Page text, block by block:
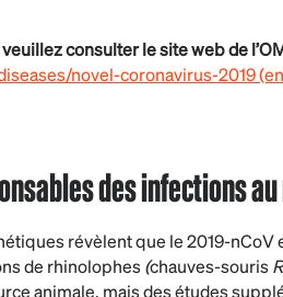
consulter le site web de
novel-coronavirus-2019
des infections au
révèlent que le 2019-
de rhinolophes(chauves-souris
animale, mais des études